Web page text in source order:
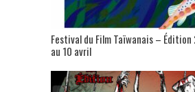
Festival du Film Taïwanais –
au 10 avril